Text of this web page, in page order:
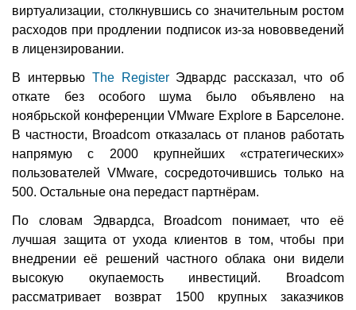
виртуализации, столкнувшись со значительным ростом
расходов при продлении подписок из-за нововведений
в лицензировании.
В интервью The RegisterЭдвардс рассказал, что об
откате без особого шума было объявлено на
ноябрьской конференции VMware Explore в Барселоне.
В частности, Broadcom отказалась от планов работать
напрямую с 2000 крупнейших «стратегических»
пользователей VMware, сосредоточившись только на
500. Остальные она передаст партнёрам.
По словам Эдвардса, Broadcom понимает, что её
лучшая защита от ухода клиентов в том, чтобы при
внедрении её решений частного облака они видели
высокую окупаемость инвестиций. Broadcom
рассматривает возврат 1500 крупных заказчиков